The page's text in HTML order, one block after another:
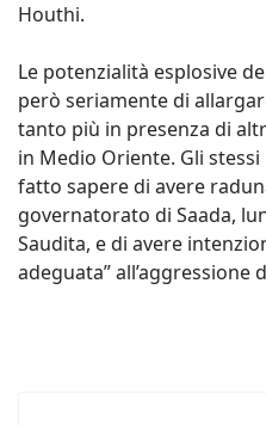
Houthi.
Le potenzialità esplosive
però seriamente di
tanto più in presenza di
in Medio Oriente. Gli
fatto sapere di avere
governatorato di Saada,
Saudita, e di avere
adeguata” all’aggressione